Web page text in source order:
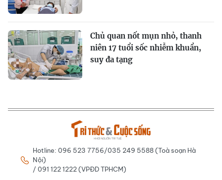
Chủ quan nốt mụn nhỏ, thanh
niên 17 tuổi sốc nhiễm khuẩn,
suy đa tạng
Hotline: 096 523 7756/035 249 5588 (Toà soạn Hà
Nội)
/ 091 122 1222 (VPĐD TPHCM)